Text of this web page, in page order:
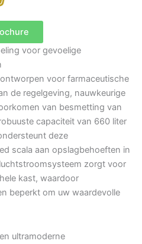
voor gevoelige
voor farmaceutische
de regelgeving, nauwkeurige
van besmetting van
capaciteit van 660 liter
deze
scala aan opslagbehoeften in
zorgt voor
kast, waardoor
beperkt om uw waardevolle
ultramoderne